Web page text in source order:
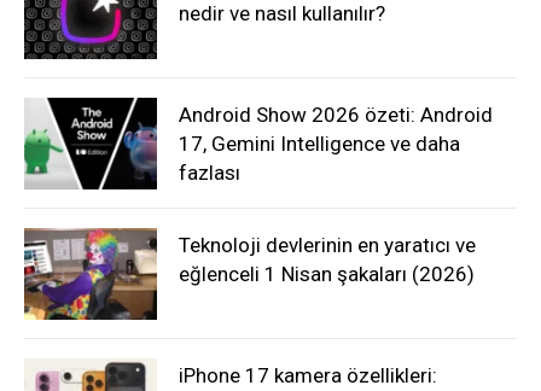
nedir ve nasıl kullanılır?
Android Show 2026 özeti: Android
17, Gemini Intelligence ve daha
fazlası
Teknoloji devlerinin en yaratıcı ve
eğlenceli 1 Nisan şakaları (2026)
iPhone 17 kamera özellikleri: